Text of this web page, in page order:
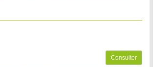
Consulter